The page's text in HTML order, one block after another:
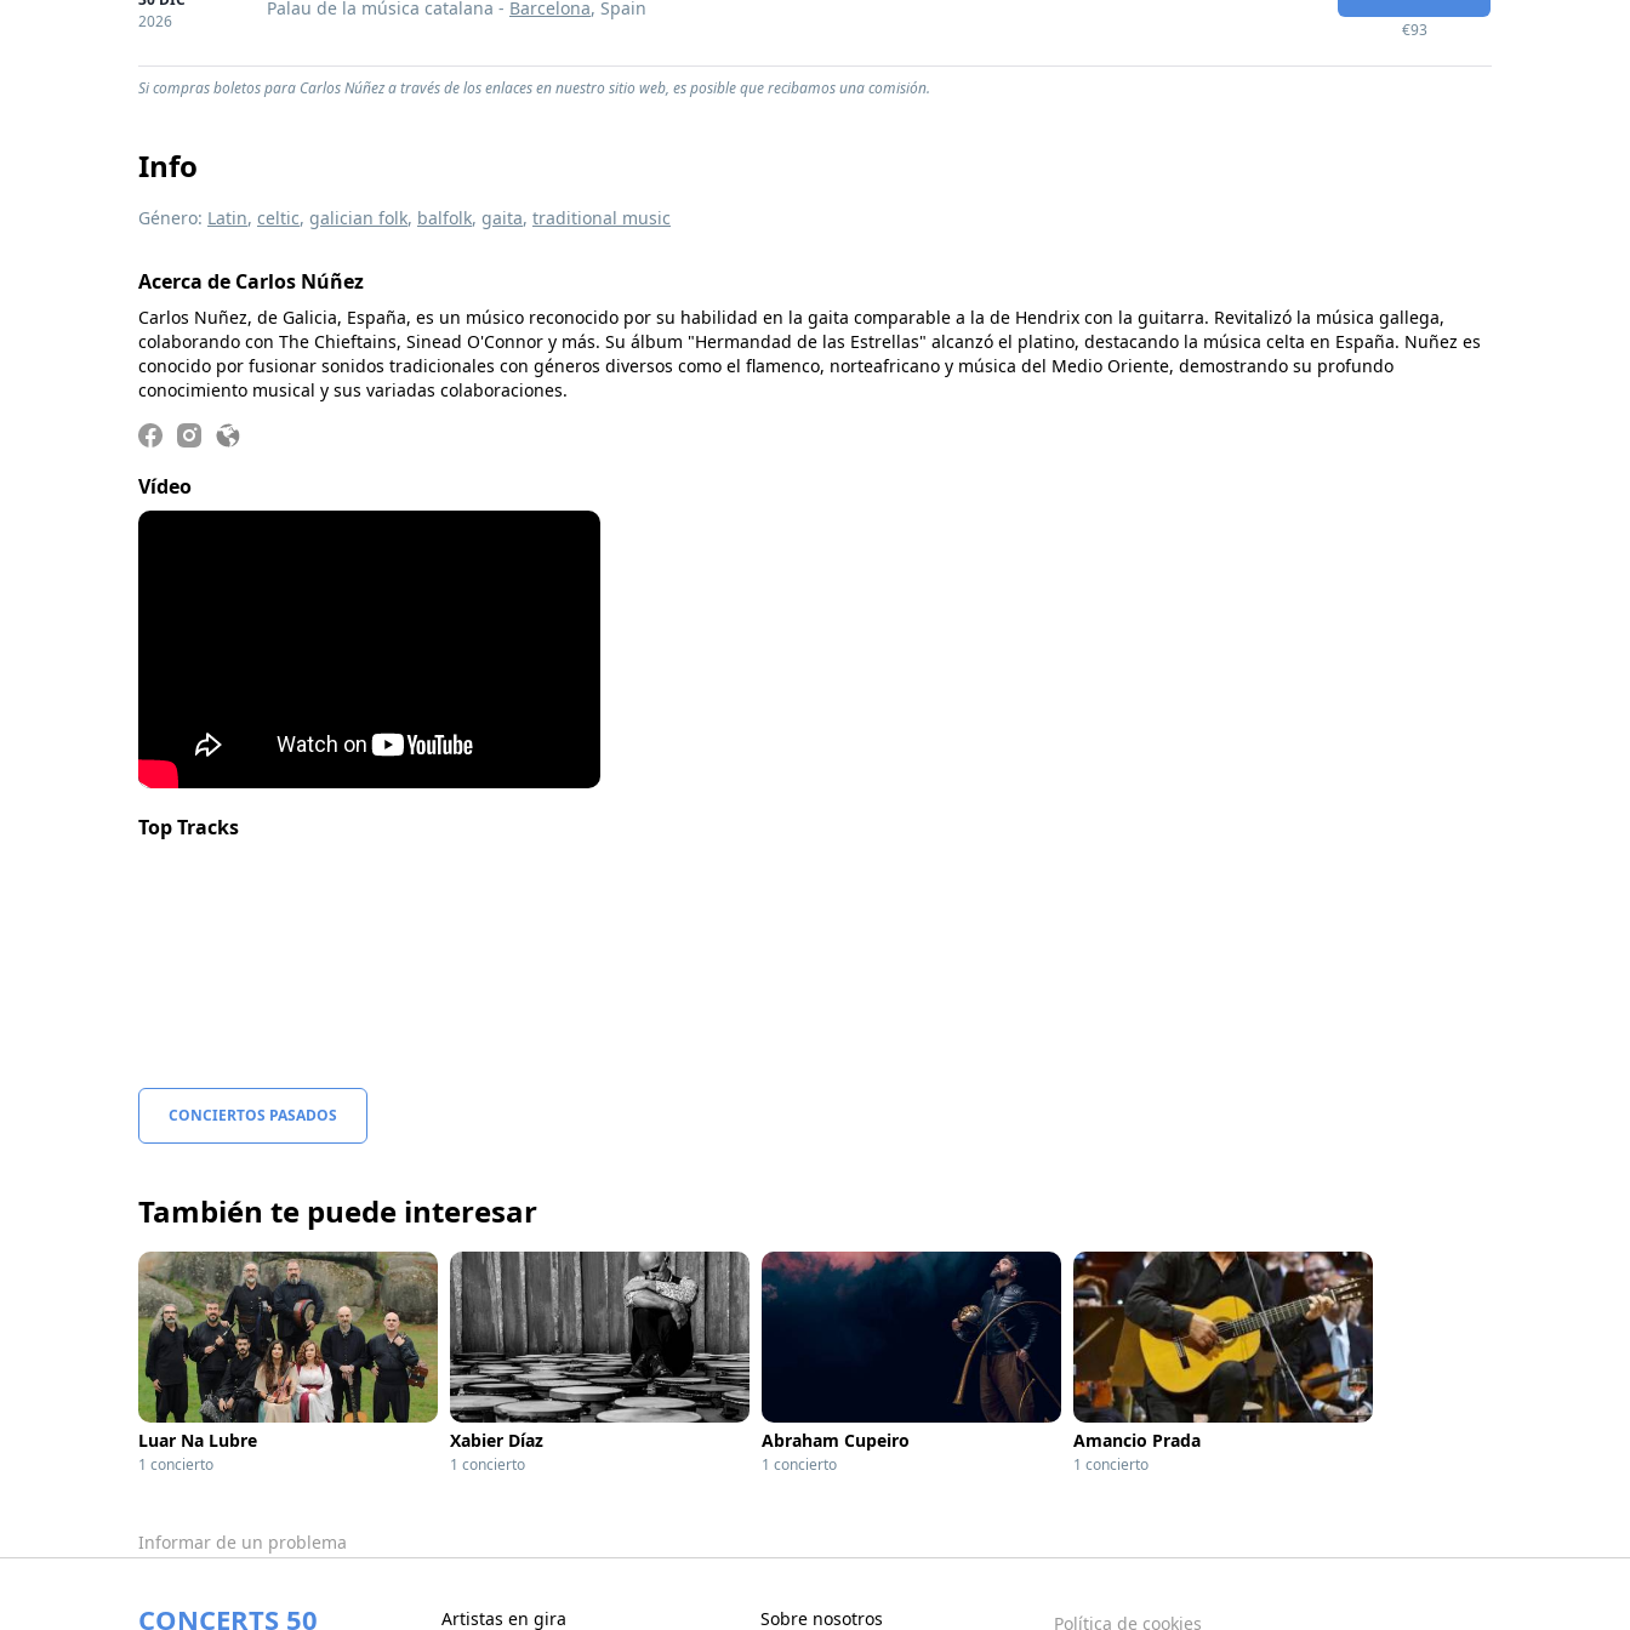
2026
Palau de la música catalana - Barcelona, Spain
€93
Si compras boletos para Carlos Núñez a través de los enlaces en nuestro sitio web, es posible que recibamos una comisión.
Info
Género: Latin, celtic, galician folk, balfolk, gaita, traditional music
Acerca de Carlos Núñez
Carlos Nuñez, de Galicia, España, es un músico reconocido por su habilidad en la gaita comparable a la de Hendrix con la guitarra. Revitalizó la música gallega,
colaborando con The Chieftains, Sinead O'Connor y más. Su álbum "Hermandad de las Estrellas" alcanzó el platino, destacando la música celta en España. Nuñez es
conocido por fusionar sonidos tradicionales con géneros diversos como el flamenco, norteafricano y música del Medio Oriente, demostrando su profundo
conocimiento musical y sus variadas colaboraciones.
Vídeo
Top Tracks
CONCIERTOS PASADOS
También te puede interesar
Luar Na Lubre
1 concierto
Xabier Díaz
1 concierto
Abraham Cupeiro
1 concierto
Amancio Prada
1 concierto
Informar de un problema
CONCERTS 50 Artistas en gira Sobre nosotros Política de cookies